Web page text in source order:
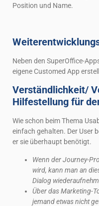
Position und Name.
Neben den SuperOffice-
eigene Customed App
Verständlichkeit/
Hilfestellung für
Wie schon beim Thema
einfach gehalten. Der User
er sie überhaupt benötigt.
Wenn der Journey-
wird, kann man an
Dialog
Über das Marketing-
jemand etwas nicht